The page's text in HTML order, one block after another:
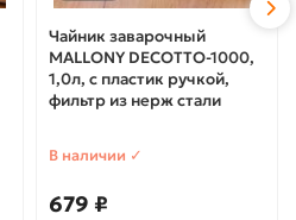
Чайник заварочный
MALLONY DECOTTO-1000,
1,0л, с пластик ручкой,
фильтр из нерж стали
В наличии ✓
679 ₽